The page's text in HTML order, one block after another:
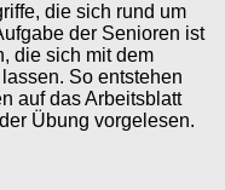
die sich rund um
der Senioren ist
die sich mit dem
So entstehen
auf das Arbeitsblatt
Übung vorgelesen.